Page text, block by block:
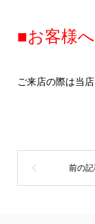
■お客様
ご来店の際は当